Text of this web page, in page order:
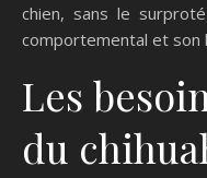
chien, sans le
comportemental et son
Les
du